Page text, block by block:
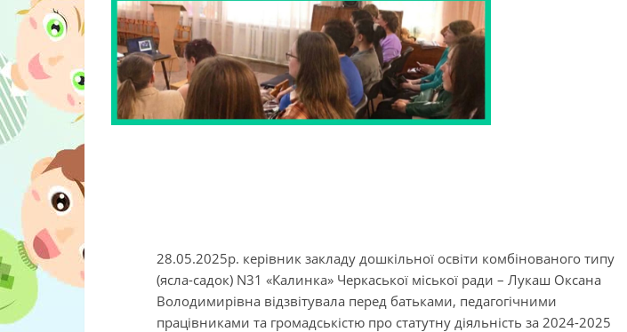
28.05.2025р. керівник закладу дошкільної освіти комбінованого типу
(ясла-садок) N31 «Калинка» Черкаської міської ради – Лукаш Оксана
Володимирівна відзвітувала перед батьками, педагогічними
працівниками та громадськістю про статутну діяльність за 2024-2025